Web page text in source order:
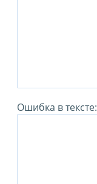
Ошибка в тексте: